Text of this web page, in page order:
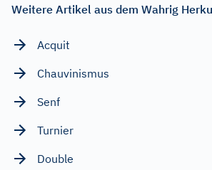
Weitere Artikel aus dem Wahrig
Acquit
Chauvinismus
Senf
Turnier
Double